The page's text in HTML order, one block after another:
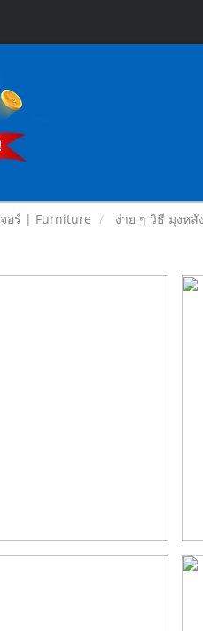
จอร์ | Furniture ง่าย ๆ วิธี มุงห